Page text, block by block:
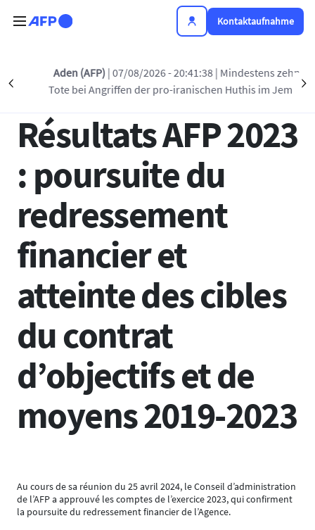
Kontaktaufnahme
Aden (AFP)| 07/08/2026 - 20:41:38| Mindestens zehn
Tote bei Angriffen der pro-iranischen Huthis im Jemen
Zurück zur Liste
25 APR. 2024 - 20:00
Résultats AFP 2023
: poursuite du
redressement
financier et
atteinte des cibles
du contrat
d’objectifs et de
moyens 2019-2023
Au cours de sa réunion du 25 avril 2024, le Conseil d’administration
de l’AFP a approuvé les comptes de l’exercice 2023, qui confirment
la poursuite du redressement financier de l’Agence.